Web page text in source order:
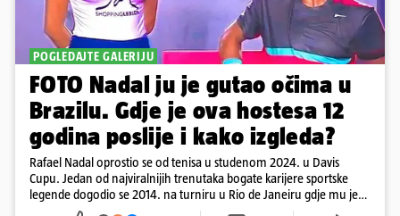
POGLEDAJTE GALERIJU
FOTO Nadal ju je gutao očima u
Brazilu. Gdje je ova hostesa 12
godina poslije i kako izgleda?
Rafael Nadal oprostio se od tenisa u studenom 2024. u Davis
Cupu. Jedan od najviralnijih trenutaka bogate karijere sportske
legende dogodio se 2014. na turniru u Rio de Janeiru gdje mu je
pažnju odvlačila ljepotica iza klupe